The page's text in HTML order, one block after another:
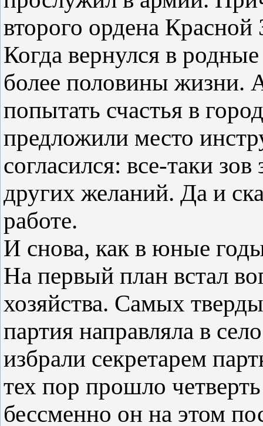
второго ордена Красной
Когда вернулся в
более половины жизни.
попытать счастья в
предложили место
согласился: все-таки
других желаний. Да и
работе.
И снова, как в юные
На первый план встал
хозяйства. Самых
партия направляла в
избрали секретарем
тех пор прошло
бессменно он на этом